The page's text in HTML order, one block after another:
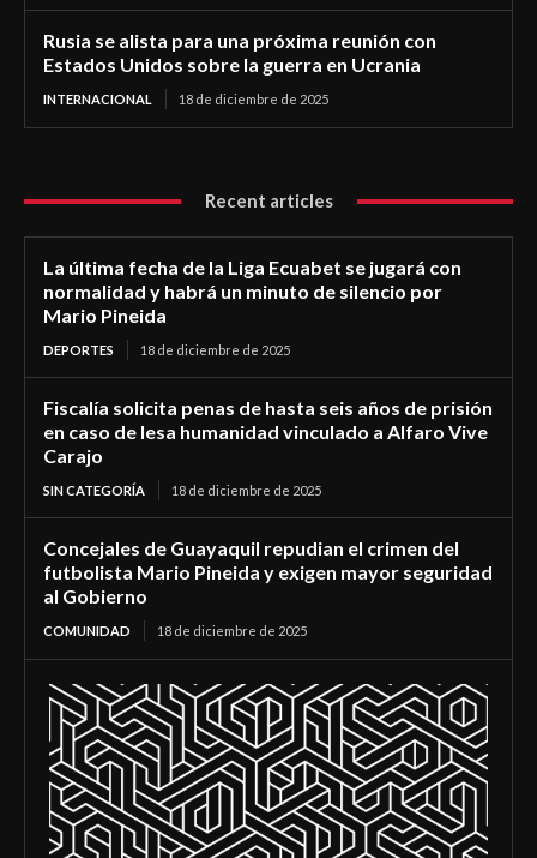
Rusia se alista para una próxima reunión con
Estados Unidos sobre la guerra en Ucrania
INTERNACIONAL 18 de diciembre de 2025
Recent articles
La última fecha de la Liga Ecuabet se jugará con
normalidad y habrá un minuto de silencio por
Mario Pineida
DEPORTES 18 de diciembre de 2025
Fiscalía solicita penas de hasta seis años de prisión
en caso de lesa humanidad vinculado a Alfaro Vive
Carajo
SIN CATEGORÍA 18 de diciembre de 2025
Concejales de Guayaquil repudian el crimen del
futbolista Mario Pineida y exigen mayor seguridad
al Gobierno
COMUNIDAD 18 de diciembre de 2025